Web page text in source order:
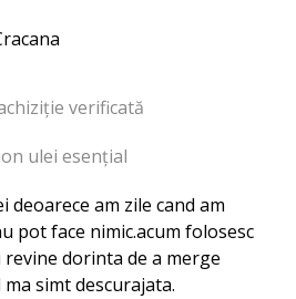
verificată
ulei esențial
deoarece am zile cand am
pot face nimic.acum folosesc
dorinta de a merge
simt descurajata.